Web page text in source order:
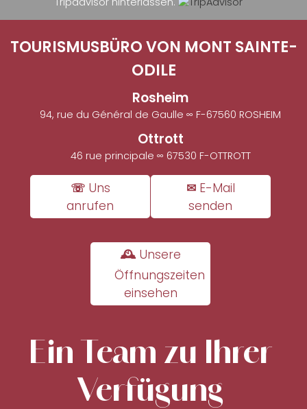
TOURISMUSBÜRO VON MONT SAINTE-
ODILE
Rosheim
94, rue du Général de Gaulle ∞ F-67560 ROSHEIM
Ottrott
46 rue principale ∞ 67530 F-OTTROTT
☏ Uns
anrufen
✉ E-Mail
senden
🕰 Unsere
Öffnungszeiten
einsehen
Ein Team zu Ihrer
Verfügung